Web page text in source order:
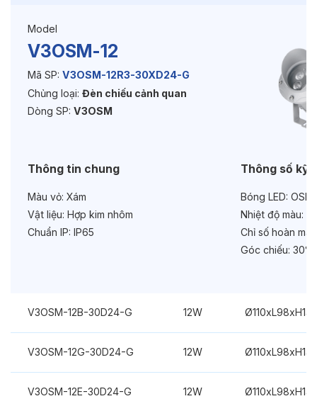
Độ bền & tùy chọn mở rộng
Tuổi thọ:>30000h
Chức năng:On/Off
Model
V3OSM-12
Mã SP: V3OSM-12R3-30XD24-G
Chủng loại: Đèn chiếu cảnh quan
Dòng SP: V3OSM
Thông tin chung
Màu vỏ: Xám
Vật liệu: Hợp kim nhôm
Chuẩn IP: IP65
Thông số kỹ
Bóng LED:
Nhiệt độ màu:
Chỉ số hoàn
Góc chiếu: 30°
V3OSM-12B-30D24-G 12W
V3OSM-12G-30D24-G 12W
V3OSM-12E-30D24-G 12W